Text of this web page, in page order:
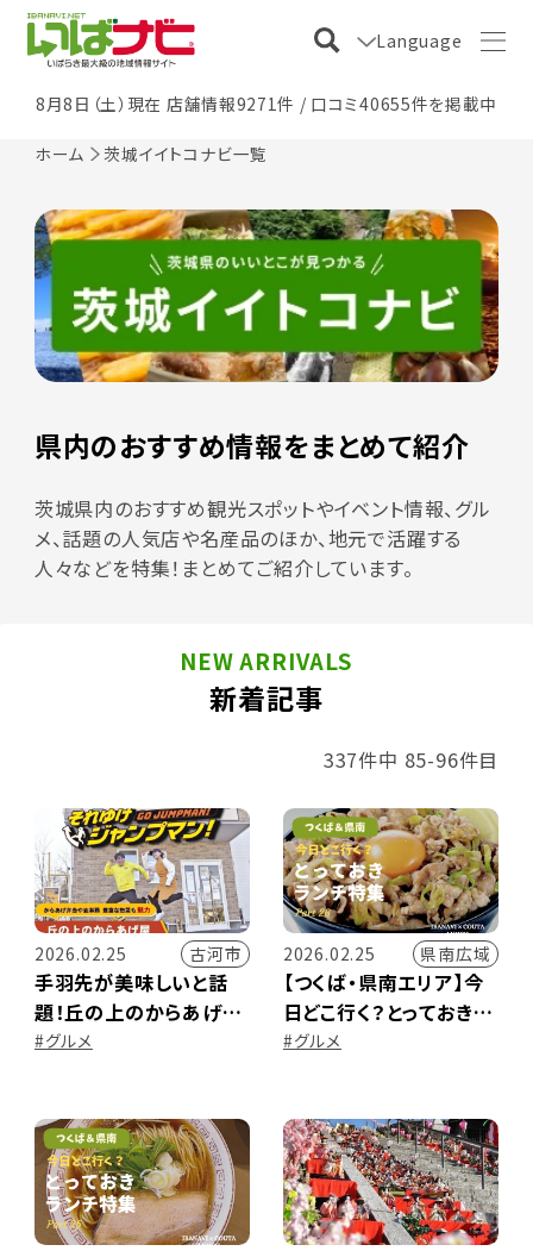
Language
8月8日（土）現在 店舗情報9271件 / 口コミ40655件を掲載中
ホーム 茨城イイトコナビ一覧
県内のおすすめ情報をまとめて紹介
茨城県内のおすすめ観光スポットやイベント情報、グル
メ、話題の人気店や名産品のほか、地元で活躍する
人々などを特集！まとめてご紹介しています。
新着記事
NEW ARRIVALS
337件中 85-96件目
2026.02.25 古河市
手羽先が美味しいと話
題！丘の上のからあげ屋
（古河市）｜それゆけジャ
#グルメ
2026.02.25 県南広域
【つくば・県南エリア】今
日どこ行く？とっておきラ
ンチ特集 ～Part.26～
#グルメ